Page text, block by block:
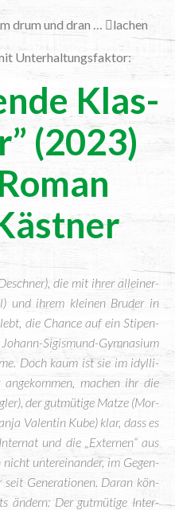
drum und dran … lachen
Unterhaltungsfaktor:
Klas­
(2023)
die mit ihrer allein­er­
und ihrem klei­nen Bru­der in
die Chan­ce auf ein Sti­pen­
Sigis­mund-Gym­na­si­um
Doch kaum ist sie im idyl­li­
machen ihr die
der gut­mü­ti­ge Mat­ze (Mor­
Valen­tin Kube) klar, dass es
und die „Exter­nen“ aus
unter­ein­an­der, im Gegen­
seit Gene­ra­tio­nen. Dar­an kön­
ändern: Der gut­mü­ti­ge Inter­